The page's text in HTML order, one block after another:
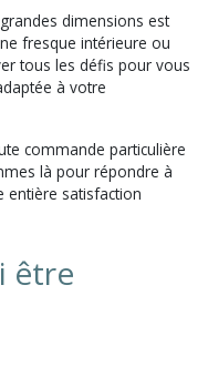
dimensions est
fresque intérieure ou
tous les défis pour vous
à votre
commande particulière
là pour répondre à
entière satisfaction
être